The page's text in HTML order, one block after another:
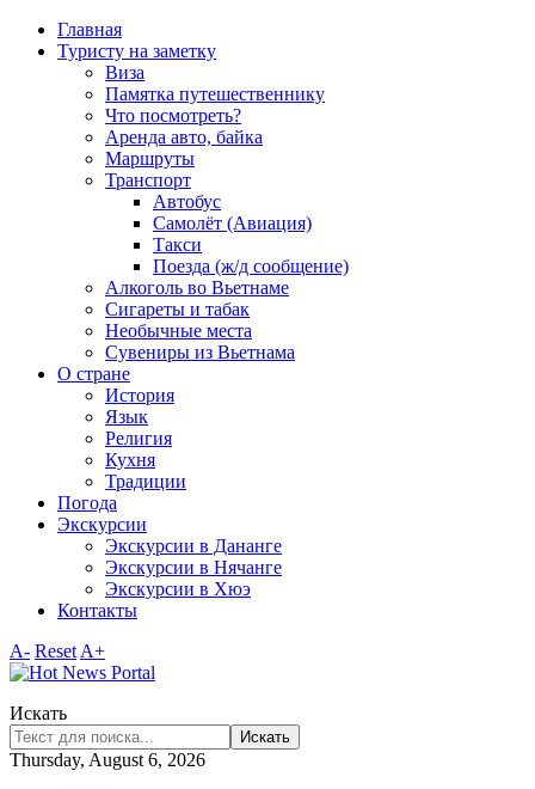
Главная
Туристу на заметку
Виза
Памятка путешественнику
Что посмотреть?
Аренда авто, байка
Маршруты
Транспорт
Автобус
Самолёт (Авиация)
Такси
Поезда (ж/д сообщение)
Алкоголь во Вьетнаме
Сигареты и табак
Необычные места
Сувениры из Вьетнама
О стране
История
Язык
Религия
Кухня
Традиции
Погода
Экскурсии
Экскурсии в Дананге
Экскурсии в Нячанге
Экскурсии в Хюэ
Контакты
A- Reset A+
Искать
Искать
Thursday, August 6, 2026